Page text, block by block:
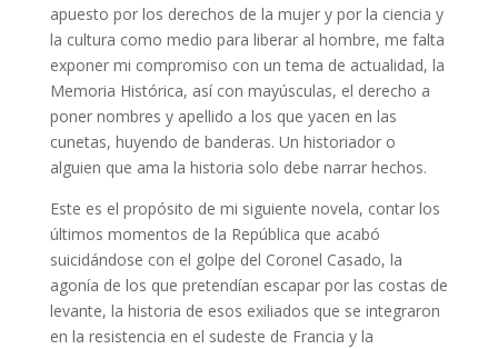
apuesto por los derechos de la mujer y por la ciencia y
la cultura como medio para liberar al hombre, me falta
exponer mi compromiso con un tema de actualidad, la
Memoria Histórica, así con mayúsculas, el derecho a
poner nombres y apellido a los que yacen en las
cunetas, huyendo de banderas. Un historiador o
alguien que ama la historia solo debe narrar hechos.
Este es el propósito de mi siguiente novela, contar los
últimos momentos de la República que acabó
suicidándose con el golpe del Coronel Casado, la
agonía de los que pretendían escapar por las costas de
levante, la historia de esos exiliados que se integraron
en la resistencia en el sudeste de Francia y la